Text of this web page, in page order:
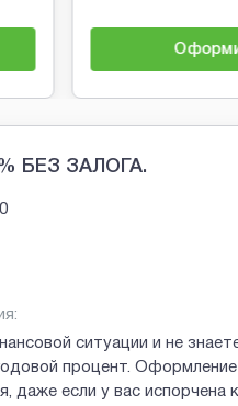
БЕЗ ЗАЛОГА.
ситуации и не
процент.
даже если у вас испорчена